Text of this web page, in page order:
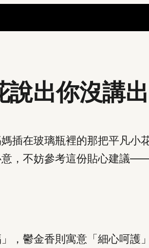
出你沒講
插在玻璃瓶裡的那把平凡小
，不妨參考這份貼心建議
，鬱金香則寓意「細心呵護